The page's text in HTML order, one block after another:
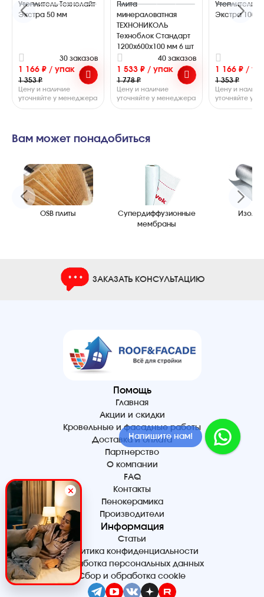
Утеплитель Технолайт
Экстра 50 мм
30 заказов
1 166 ₽ / упак
1 353 ₽
Цену и наличие
уточняйте у менеджера
Плита
минераловатная
ТЕХНОНИКОЛЬ
Техноблок Стандарт
1200х600х100 мм 6 шт
40 заказов
1 533 ₽ / упак
1 778 ₽
Цену и наличие
уточняйте у менеджера
Утеплитель
Экстра 100
1 166 ₽ /
1 353 ₽
Цену и
уточняйте у
Вам может понадобиться
OSB плиты
Супердиффузионные
мембраны
ЗАКАЗАТЬ КОНСУЛЬТАЦИЮ
Помощь
Главная
Акции и скидки
Кровельные и фасадные работы
Доставка и оплата
Партнерство
О компании
FAQ
Контакты
Пенокерамика
Производители
Информация
Статьи
Политика конфиденциальности
Обработка персональных данных
Сбор и обработка cookie
Напишите нам!